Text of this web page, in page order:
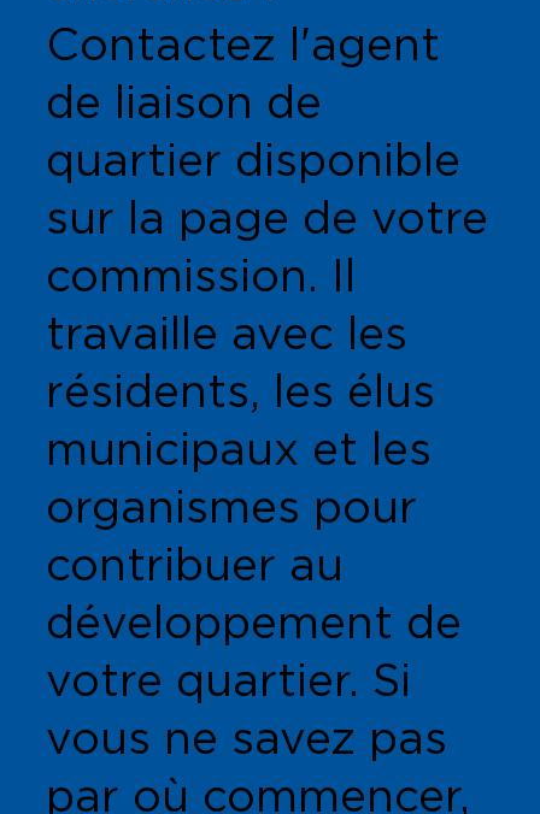
Contactez l'agent
de liaison de
quartier disponible
sur la page de votre
commission. Il
travaille avec les
résidents, les élus
municipaux et les
organismes pour
contribuer au
développement de
votre quartier. Si
vous ne savez pas
par où commencer,